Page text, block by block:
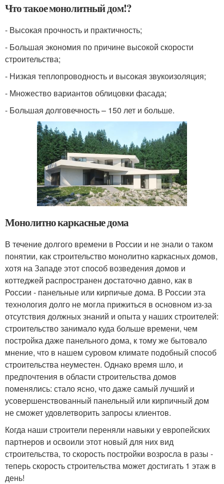
Что такое монолитный дом!?
- Высокая прочность и практичность;
- Большая экономия по причине высокой скорости
строительства;
- Низкая теплопроводность и высокая звукоизоляция;
- Множество вариантов облицовки фасада;
- Большая долговечность – 150 лет и больше.
Монолитно каркасные дома
В течение долгого времени в России и не знали о таком
понятии, как строительство монолитно каркасных домов,
хотя на Западе этот способ возведения домов и
коттеджей распространен достаточно давно, как в
России - панельные или кирпичые дома. В России эта
технология долго не могла прижиться в основном из-за
отсутствия должных знаний и опыта у наших строителей:
строительство занимало куда больше времени, чем
постройка даже панельного дома, к тому же бытовало
мнение, что в нашем суровом климате подобный способ
строительства неуместен. Однако время шло, и
предпочтения в области строительства домов
поменялись: стало ясно, что даже самый лучший и
усовершенствованный панельный или кирпичный дом
не сможет удовлетворить запросы клиентов.
Когда наши строители переняли навыки у европейских
партнеров и освоили этот новый для них вид
строительства, то скорость постройки возросла в разы -
теперь скорость строительства может достигать 1 этаж в
день!